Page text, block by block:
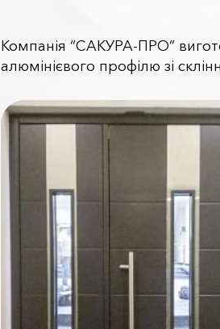
Компанія “САКУРА-ПРО”
алюмінієвого профілю зі